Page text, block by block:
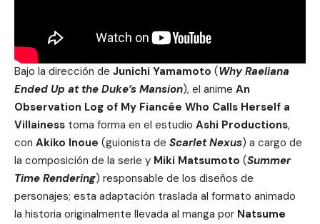
Bajo la dirección de Junichi Yamamoto (Why Raeliana
Ended Up at the Duke’s Mansion), el anime An
Observation Log of My Fiancée Who Calls Herself a
Villainess toma forma en el estudio Ashi Productions,
con Akiko Inoue (guionista de Scarlet Nexus) a cargo de
la composición de la serie y Miki Matsumoto (Summer
Time Rendering) responsable de los diseños de
personajes; esta adaptación traslada al formato animado
la historia originalmente llevada al manga por Natsume